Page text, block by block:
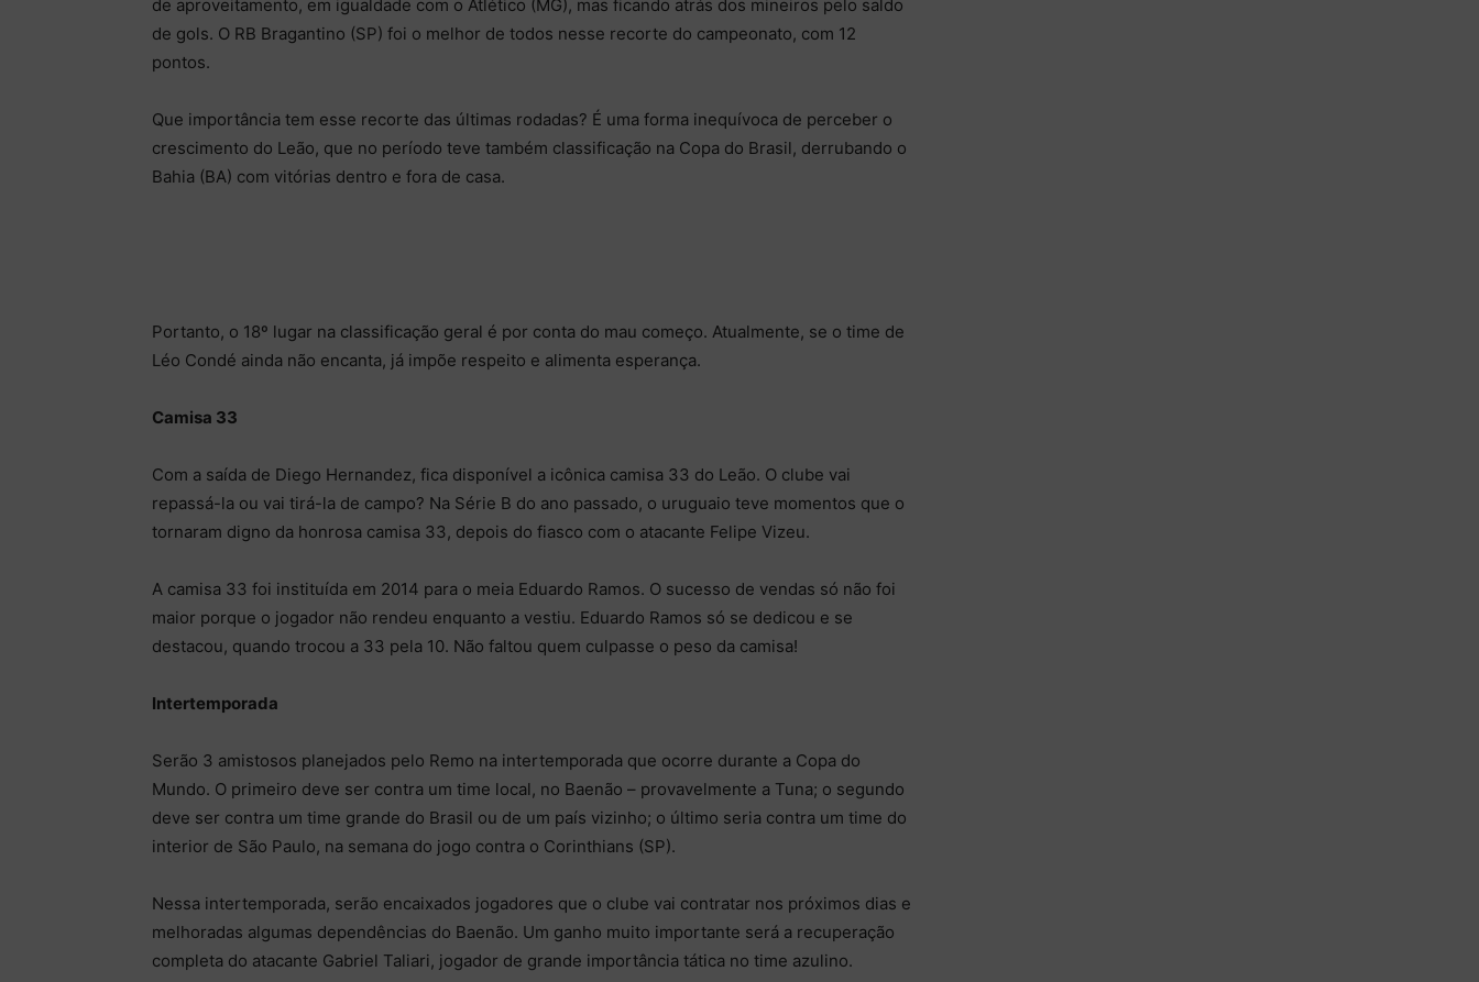
de aproveitamento, em igualdade com o Atlético (MG), mas ficando atrás dos mineiros pelo saldo
de gols. O RB Bragantino (SP) foi o melhor de todos nesse recorte do campeonato, com 12
pontos.
Que importância tem esse recorte das últimas rodadas? É uma forma inequívoca de perceber o
crescimento do Leão, que no período teve também classificação na Copa do Brasil, derrubando o
Bahia (BA) com vitórias dentro e fora de casa.
Portanto, o 18º lugar na classificação geral é por conta do mau começo. Atualmente, se o time de
Léo Condé ainda não encanta, já impõe respeito e alimenta esperança.
Camisa 33
Com a saída de Diego Hernandez, fica disponível a icônica camisa 33 do Leão. O clube vai
repassá-la ou vai tirá-la de campo? Na Série B do ano passado, o uruguaio teve momentos que o
tornaram digno da honrosa camisa 33, depois do fiasco com o atacante Felipe Vizeu.
A camisa 33 foi instituída em 2014 para o meia Eduardo Ramos. O sucesso de vendas só não foi
maior porque o jogador não rendeu enquanto a vestiu. Eduardo Ramos só se dedicou e se
destacou, quando trocou a 33 pela 10. Não faltou quem culpasse o peso da camisa!
Intertemporada
Serão 3 amistosos planejados pelo Remo na intertemporada que ocorre durante a Copa do
Mundo. O primeiro deve ser contra um time local, no Baenão – provavelmente a Tuna; o segundo
deve ser contra um time grande do Brasil ou de um país vizinho; o último seria contra um time do
interior de São Paulo, na semana do jogo contra o Corinthians (SP).
Nessa intertemporada, serão encaixados jogadores que o clube vai contratar nos próximos dias e
melhoradas algumas dependências do Baenão. Um ganho muito importante será a recuperação
completa do atacante Gabriel Taliari, jogador de grande importância tática no time azulino.